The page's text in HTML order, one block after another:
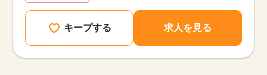
キープする 求人を見る